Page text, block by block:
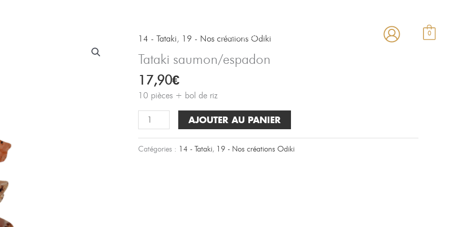
Restaurant 0
14 - Tataki, 19 - Nos créations Odiki
Tataki saumon/espadon
17,90€
10 pièces + bol de riz
quantité
de
Tataki
saumon/espadon
AJOUTER AU PANIER
Catégories : 14 - Tataki, 19 - Nos créations Odiki